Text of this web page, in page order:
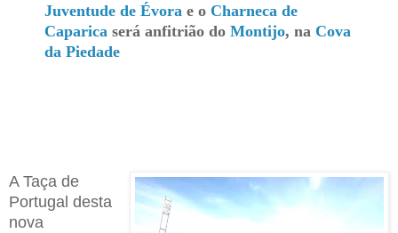
Juventude de Évora e o Charneca de
Caparica será anfitrião do Montijo, na Cova
da Piedade
A Taça de
Portugal desta
nova